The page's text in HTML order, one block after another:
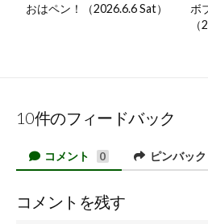
おはペン！（2026.6.6 Sat）
ボ
10件のフィードバック
コメント 0 ピンバック
コメントを残す